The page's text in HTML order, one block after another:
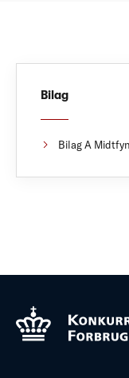
Bilag
Bilag A